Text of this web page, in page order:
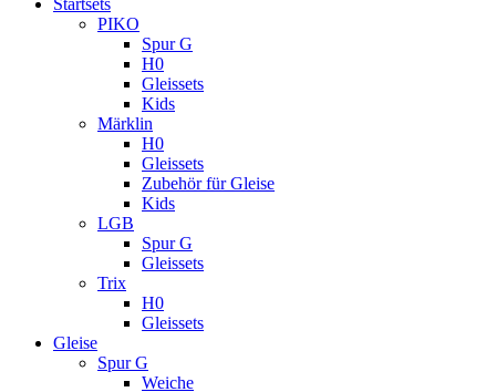
Startsets
PIKO
Spur G
H0
Gleissets
Kids
Märklin
H0
Gleissets
Zubehör für Gleise
Kids
LGB
Spur G
Gleissets
Trix
H0
Gleissets
Gleise
Spur G
Weiche